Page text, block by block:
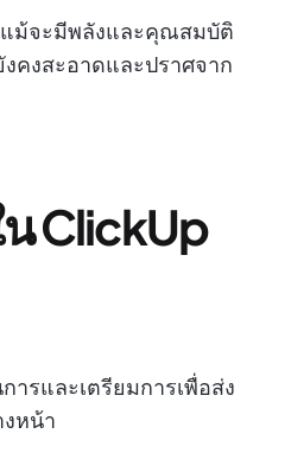
แม้จะมีพลังและคุณสมบัติ
คงสะอาดและปราศจาก
ClickUp
ารและเตรียมการเพื่อส่ง
หน้า